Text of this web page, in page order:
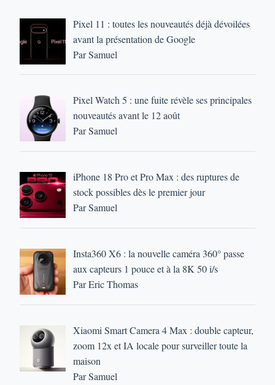
Pixel 11 : toutes les nouveautés déjà dévoilées
avant la présentation de Google
Par Samuel
Pixel Watch 5 : une fuite révèle ses principales
nouveautés avant le 12 août
Par Samuel
iPhone 18 Pro et Pro Max : des ruptures de
stock possibles dès le premier jour
Par Samuel
Insta360 X6 : la nouvelle caméra 360° passe
aux capteurs 1 pouce et à la 8K 50 i/s
Par Eric Thomas
Xiaomi Smart Camera 4 Max : double capteur,
zoom 12x et IA locale pour surveiller toute la
maison
Par Samuel